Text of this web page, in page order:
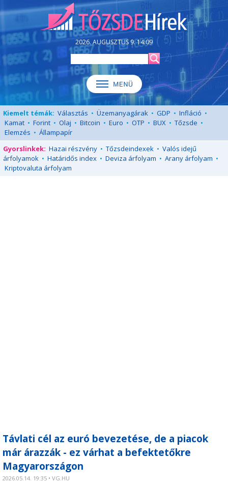
2026. AUGUSZTUS 9. 14:09
Kiemelt témák: Választás • Üzemanyagárak • GDP • Infláció •
Kamat • Forint • Olaj • Bitcoin • Euro • OTP • BUX • Tőzsde •
Elemzés • Állampapír
Gyorslinkek: Hazai részvény • Tőzsdeindexek • Valós idejű
árfolyamok • Határidős index • Deviza árfolyam • Arany árfolyam •
Kriptovaluta árfolyam
Távlati cél az euró bevezetése, de a piacok
már árazzák - ez várhat a befektetőkre
Magyarországon
2026.05.14. 19:35 • VG.HU